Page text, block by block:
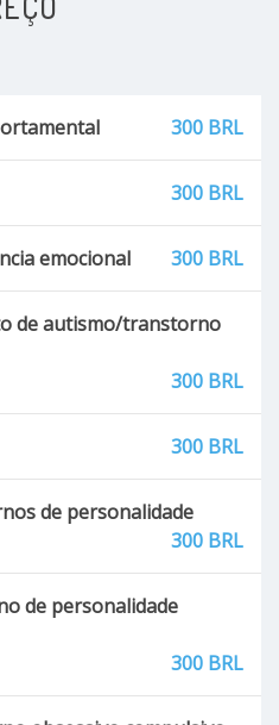
300 BRL
300 BRL
emocional 300 BRL
de autismo/transtorno
300 BRL
300 BRL
de personalidade
300 BRL
de personalidade
300 BRL